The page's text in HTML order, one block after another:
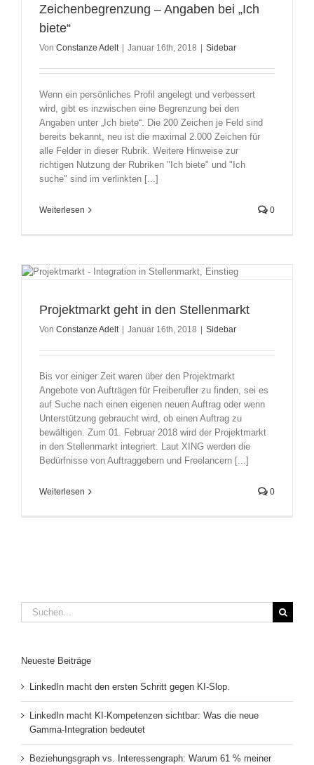
Zeichenbegrenzung – Angaben bei „Ich
biete“
Von Constanze Adelt | Januar 16th, 2018 | Sidebar
Wenn ein persönliches Profil angelegt und verbessert
wird, gibt es inzwischen eine Begrenzung bei den
Angaben unter „Ich biete“. Die 200 Zeichen je Feld sind
bereits bekannt, neu ist die maximal 2.000 Zeichen für
alle Felder in dieser Rubrik. Weitere Hinweise zur
richtigen Nutzung der Rubriken "Ich biete" und "Ich
suche" sind im verlinkten [...]
Weiterlesen 0
Projektmarkt geht in den Stellenmarkt
Von Constanze Adelt | Januar 16th, 2018 | Sidebar
Bis vor einiger Zeit waren über den Projektmarkt
Angebote von Aufträgen für Freiberufler zu finden, sei es
auf Suche nach einen eigenen neuen Auftrag oder wenn
Unterstützung gebraucht wird, ob einen Auftrag zu
bewältigen. Zum 01. Februar 2018 wird der Projektmarkt
in den Stellenmarkt integriert. Laut XING werden die
Bedürfnisse von Auftraggebern und Freelancern [...]
Weiterlesen 0
Suche
nach:
Neueste Beiträge
LinkedIn macht den ersten Schritt gegen KI-Slop.
LinkedIn macht KI-Kompetenzen sichtbar: Was die neue
Gamma-Integration bedeutet
Beziehungsgraph vs. Interessengraph: Warum 61 % meiner